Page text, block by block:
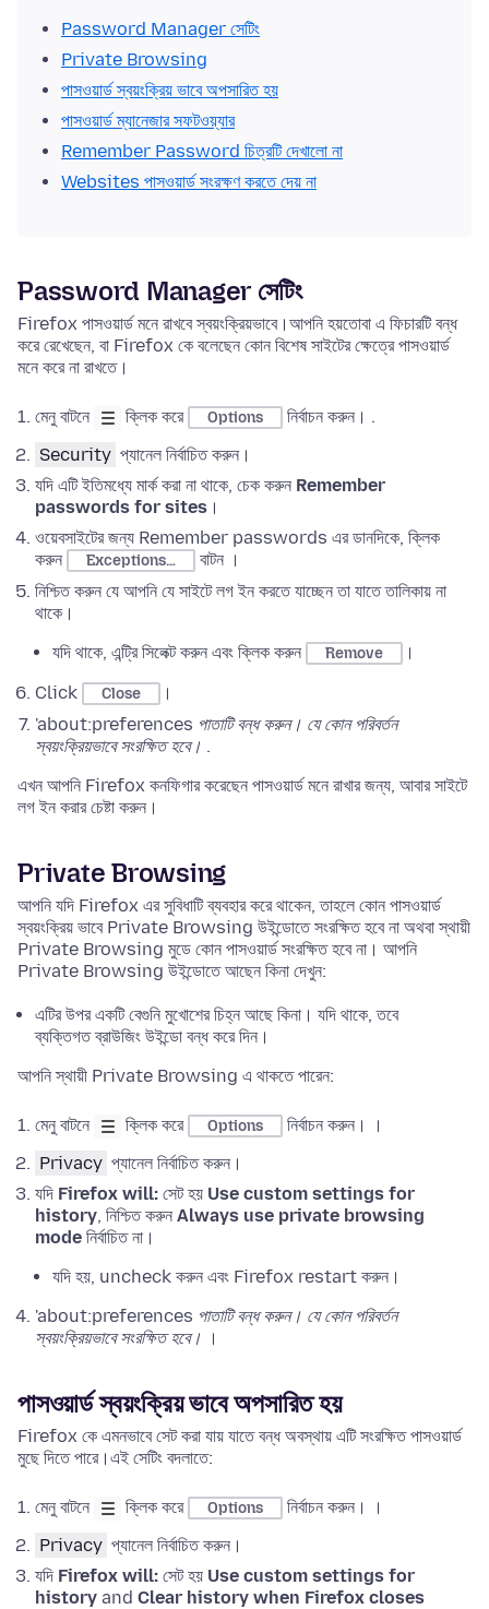
Password Manager সেটিং
Private Browsing
পাসওয়ার্ড স্বয়ংক্রিয় ভাবে অপসারিত হয়
পাসওয়ার্ড ম্যানেজার সফটওয়্যার
Remember Password চিত্রটি দেখালো না
Websites পাসওয়ার্ড সংরক্ষণ করতে দেয় না
Password Manager সেটিং
Firefox পাসওয়ার্ড মনে রাখবে স্বয়ংক্রিয়ভাবে।আপনি হয়তোবা এ ফিচারটি বন্ধ
করে রেখেছেন, বা Firefox কে বলেছেন কোন বিশেষ সাইটের ক্ষেত্রে পাসওয়ার্ড
মনে করে না রাখতে।
মেনু বাটনে ক্লিক করে Options
নির্বাচন করুন। .
Security প্যানেল নির্বাচিত করুন।
যদি এটি ইতিমধ্যে মার্ক করা না থাকে, চেক করুন Remember
passwords for sites ।
ওয়েবসাইটের জন্য Remember passwords এর ডানদিকে, ক্লিক
করুন
Exceptions…
বাটন ।
নিশ্চিত করুন যে আপনি যে সাইটে লগ ইন করতে যাচ্ছেন তা যাতে তালিকায় না
থাকে।
যদি থাকে, এন্ট্রি সিলেক্ট করুন এবং ক্লিক করুন
Remove
।
Click
Close
।
'about:preferences পাতাটি বন্ধ করুন। যে কোন পরিবর্তন
স্বয়ংক্রিয়ভাবে সংরক্ষিত হবে। .
এখন আপনি Firefox কনফিগার করেছেন পাসওয়ার্ড মনে রাখার জন্য, আবার সাইটে
লগ ইন করার চেষ্টা করুন।
Private Browsing
আপনি যদি Firefox এর সুবিধাটি ব্যবহার করে থাকেন, তাহলে কোন পাসওয়ার্ড
স্বয়ংক্রিয় ভাবে Private Browsing উইন্ডোতেসংরক্ষিত হবে না অথবা স্থায়ী
Private Browsing মুডে কোন পাসওয়ার্ড সংরক্ষিত হবে না। আপনি
Private Browsing উইন্ডোতেআছেন কিনা দেখুন:
এটির উপর একটি বেগুনি মুখোশের চিহ্ন আছে কিনা। যদি থাকে, তবে
ব্যক্তিগত ব্রাউজিং উইন্ডো বন্ধ করে দিন।
আপনি স্থায়ী Private Browsing এ থাকতে পারেন:
মেনু বাটনে ক্লিক করে Options
নির্বাচন করুন। ।
Privacy প্যানেল নির্বাচিত করুন।
যদি Firefox will: সেট হয় Use custom settings for
history, নিশ্চিত করুন Always use private browsing
mode নির্বাচিত না।
যদি হয়, uncheck করুন এবং Firefox restart করুন।
'about:preferences পাতাটি বন্ধ করুন। যে কোন পরিবর্তন
স্বয়ংক্রিয়ভাবে সংরক্ষিত হবে। ।
পাসওয়ার্ড স্বয়ংক্রিয় ভাবে অপসারিত হয়
Firefox কে এমনভাবে সেট করা যায় যাতে বন্ধ অবস্থায় এটি সংরক্ষিত পাসওয়ার্ড
মুছে দিতে পারে।এই সেটিং বদলাতে:
মেনু বাটনে ক্লিক করে Options
নির্বাচন করুন। ।
Privacy প্যানেল নির্বাচিত করুন।
যদি Firefox will: সেট হয় Use custom settings for
history and Clear history when Firefox closes